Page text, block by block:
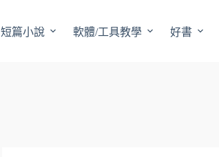
短篇小說 軟體/工具教學 好書